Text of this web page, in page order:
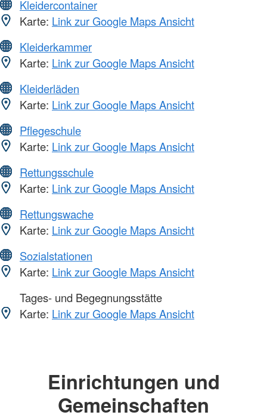
Kleidercontainer
Karte: Link zur Google Maps Ansicht
Kleiderkammer
Karte: Link zur Google Maps Ansicht
Kleiderläden
Karte: Link zur Google Maps Ansicht
Pflegeschule
Karte: Link zur Google Maps Ansicht
Rettungsschule
Karte: Link zur Google Maps Ansicht
Rettungswache
Karte: Link zur Google Maps Ansicht
Sozialstationen
Karte: Link zur Google Maps Ansicht
Tages- und Begegnungsstätte
Karte: Link zur Google Maps Ansicht
Einrichtungen und
Gemeinschaften